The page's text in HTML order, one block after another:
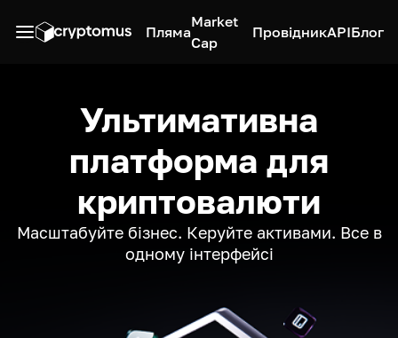
Пляма
Market
Cap
ПровідникAPIБлог
Ультимативна
платформа для
криптовалюти
Масштабуйте бізнес. Керуйте активами. Все в
одному інтерфейсі